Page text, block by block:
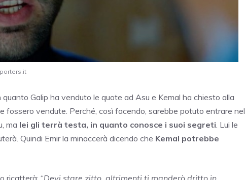
Galip ha venduto le quote ad Asu e Kemal ha chiesto alla
fossero vendute. Perché, così facendo, sarebbe potuto entrare nel
ma lei gli terrà testa, in quanto conosce i suoi segreti. Lui le
Quindi Emir la minaccerà dicendo che Kemal potrebbe